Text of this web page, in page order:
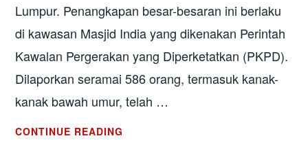
Lumpur. Penangkapan besar-besaran ini berlaku
di kawasan Masjid India yang dikenakan Perintah
Kawalan Pergerakan yang Diperketatkan (PKPD).
Dilaporkan seramai 586 orang, termasuk kanak-
kanak bawah umur, telah …
CONTINUE READING